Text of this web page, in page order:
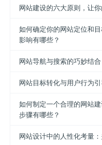
网站建设的六大原则，让
如何确定你的网站定位和
影响有哪些？
网站导航与搜索的巧妙结
网站目标转化与用户行为
如何制定一个合理的网站
步骤有哪些？
网站设计中的人性化考量